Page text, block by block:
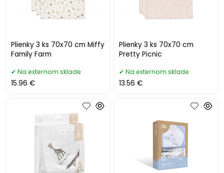
Plienky 3 ks 70x70 cm Miffy
Family Farm
Na externom sklade
15.96 €
Plienky 3 ks 70x70 cm
Pretty Picnic
Na externom sklade
13.56 €